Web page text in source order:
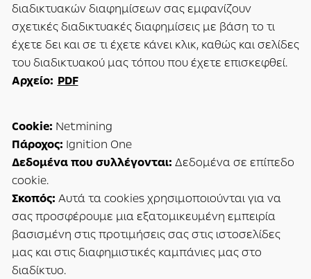
διαδικτυακών διαφημίσεων σας εμφανίζουν
σχετικές διαδικτυακές διαφημίσεις με βάση το τι
έχετε δει και σε τι έχετε κάνει κλικ, καθώς και σελίδες
του διαδικτυακού μας τόπου που έχετε επισκεφθεί.
Αρχείο: PDF
Cookie: Netmining
Πάροχος: Ignition One
Δεδομένα που συλλέγονται: Δεδομένα σε επίπεδο
cookie.
Σκοπός: Αυτά τα cookies χρησιμοποιούνται για να
σας προσφέρουμε μια εξατομικευμένη εμπειρία
βασισμένη στις προτιμήσεις σας στις ιστοσελίδες
μας και στις διαφημιστικές καμπάνιες μας στο
διαδίκτυο.